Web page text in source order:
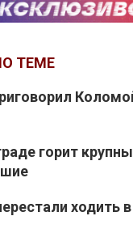
ТЕМЕ
горит
ходить